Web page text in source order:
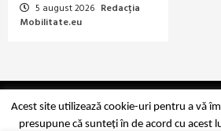
5 august 2026 Redacția
Mobilitate.eu
Copyright Mobilitate.eu ©
Acest site utilizează cookie-uri pentru a vă
presupune că sunteți în de acord cu acest